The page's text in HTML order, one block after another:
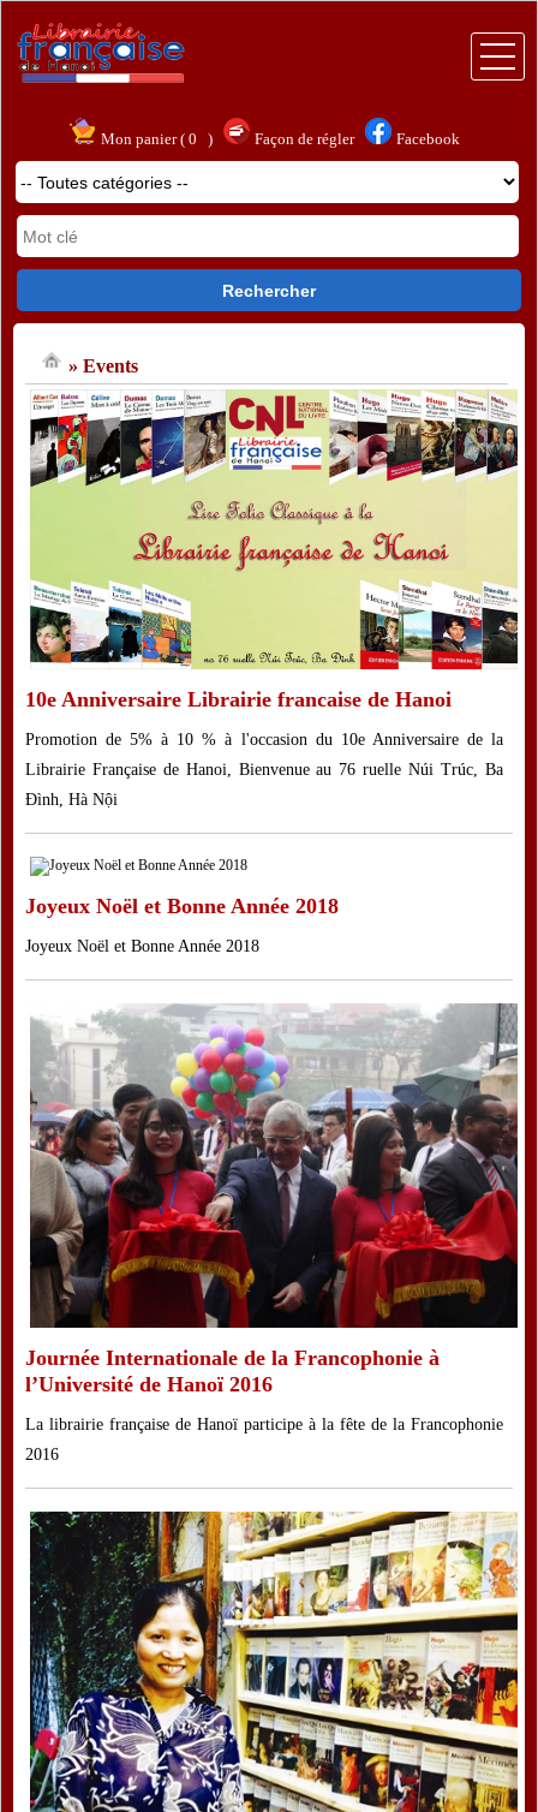
Littérature
Bien-être et Vie pratique
Bandes dessinées et humour
Art, Société & Science humaine
Entreprise, emploi, droit et économie
Médecine, Sciences, techniques
Scolaire et pédagogie
Langues et livres en VO
Dictionnaires
Collection Clairefontaine
Publications Locales
Promotions
CONTACTEZ - NOUS
Mon panier (0 ) Façon de régler Facebook
» Events
10e Anniversaire Librairie francaise de Hanoi
Promotion de 5% à 10 % à l'occasion du 10e Anniversaire de la
Librairie Française de Hanoi, Bienvenue au 76 ruelle Núi Trúc, Ba
Đình, Hà Nội
Joyeux Noël et Bonne Année 2018
Joyeux Noël et Bonne Année 2018
Journée Internationale de la Francophonie à
l’Université de Hanoï 2016
La librairie française de Hanoï participe à la fête de la Francophonie
2016